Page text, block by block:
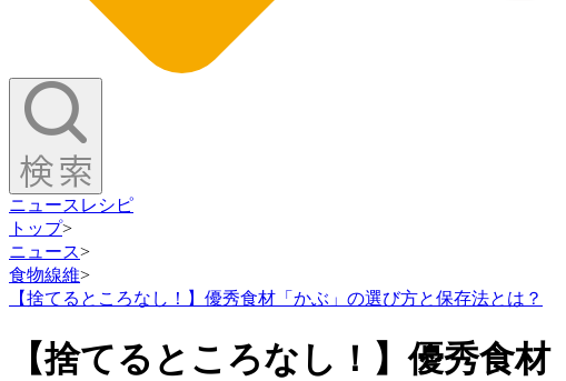
ニュース レシピ
トップ>
ニュース>
食物線維>
【捨てるところなし！】優秀食材「かぶ」の選び方と保存法とは？
【捨てるところなし！】優秀食